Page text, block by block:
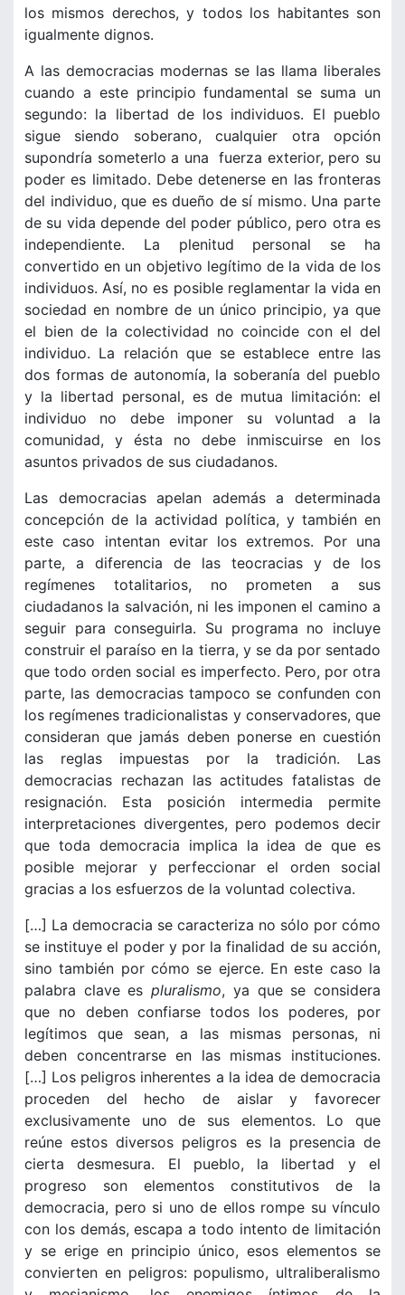
los mismos derechos, y todos los habitantes son
igualmente dignos.
A las democracias modernas se las llama liberales
cuando a este principio fundamental se suma un
segundo: la libertad de los individuos. El pueblo
sigue siendo soberano, cualquier otra opción
supondría someterlo a una fuerza exterior, pero su
poder es limitado. Debe detenerse en las fronteras
del individuo, que es dueño de sí mismo. Una parte
de su vida depende del poder público, pero otra es
independiente. La plenitud personal se ha
convertido en un objetivo legítimo de la vida de los
individuos. Así, no es posible reglamentar la vida en
sociedad en nombre de un único principio, ya que
el bien de la colectividad no coincide con el del
individuo. La relación que se establece entre las
dos formas de autonomía, la soberanía del pueblo
y la libertad personal, es de mutua limitación: el
individuo no debe imponer su voluntad a la
comunidad, y ésta no debe inmiscuirse en los
asuntos privados de sus ciudadanos.
Las democracias apelan además a determinada
concepción de la actividad política, y también en
este caso intentan evitar los extremos. Por una
parte, a diferencia de las teocracias y de los
regímenes totalitarios, no prometen a sus
ciudadanos la salvación, ni les imponen el camino a
seguir para conseguirla. Su programa no incluye
construir el paraíso en la tierra, y se da por sentado
que todo orden social es imperfecto. Pero, por otra
parte, las democracias tampoco se confunden con
los regímenes tradicionalistas y conservadores, que
consideran que jamás deben ponerse en cuestión
las reglas impuestas por la tradición. Las
democracias rechazan las actitudes fatalistas de
resignación. Esta posición intermedia permite
interpretaciones divergentes, pero podemos decir
que toda democracia implica la idea de que es
posible mejorar y perfeccionar el orden social
gracias a los esfuerzos de la voluntad colectiva.
[…] La democracia se caracteriza no sólo por cómo
se instituye el poder y por la finalidad de su acción,
sino también por cómo se ejerce. En este caso la
palabra clave espluralismo, ya que se considera
que no deben confiarse todos los poderes, por
legítimos que sean, a las mismas personas, ni
deben concentrarse en las mismas instituciones.
[…] Los peligros inherentes a la idea de democracia
proceden del hecho de aislar y favorecer
exclusivamente uno de sus elementos. Lo que
reúne estos diversos peligros es la presencia de
cierta desmesura. El pueblo, la libertad y el
progreso son elementos constitutivos de la
democracia, pero si uno de ellos rompe su vínculo
con los demás, escapa a todo intento de limitación
y se erige en principio único, esos elementos se
convierten en peligros: populismo, ultraliberalismo